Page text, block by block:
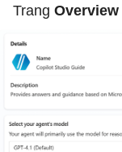
Trang Overview